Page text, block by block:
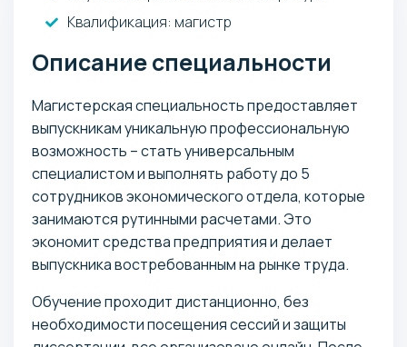
Квалификация: магистр
Описание специальности
Магистерская специальность предоставляет
выпускникам уникальную профессиональную
возможность – стать универсальным
специалистом и выполнять работу до 5
сотрудников экономического отдела, которые
занимаются рутинными расчетами. Это
экономит средства предприятия и делает
выпускника востребованным на рынке труда.
Обучение проходит дистанционно, без
необходимости посещения сессий и защиты